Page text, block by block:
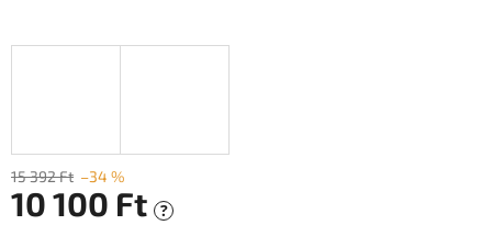
15 392 Ft –34 %
10 100 Ft ?